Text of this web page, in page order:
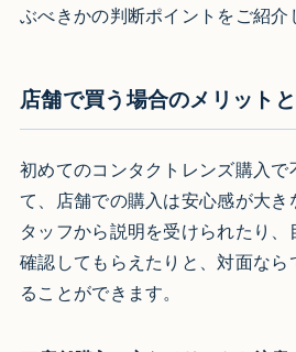
ぶべきかの判断ポイントをご紹介
店舗で買う場合のメリット
初めてのコンタクトレンズ購入で
て、店舗での購入は安心感が大き
タッフから説明を受けられたり
確認してもらえたりと、対面な
ることができます。